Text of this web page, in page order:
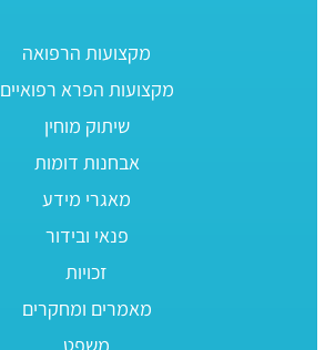
מקצועות הרפואה
מקצועות הפרא רפואיים
שיתוק מוחין
אבחנות דומות
מאגרי מידע
פנאי ובידור
זכויות
מאמרים ומחקרים
משפט